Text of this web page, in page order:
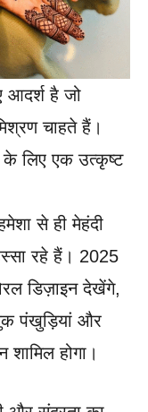
आदर्श है जो
चाहते हैं।
के लिए एक उत्कृष्ट
से ही मेहंदी
रहे हैं। 2025
डिज़ाइन देखेंगे,
पंखुड़ियां और
होगा।